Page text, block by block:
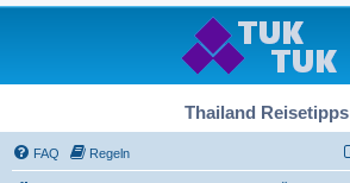
Thailand Reisetipps
FAQ Regeln